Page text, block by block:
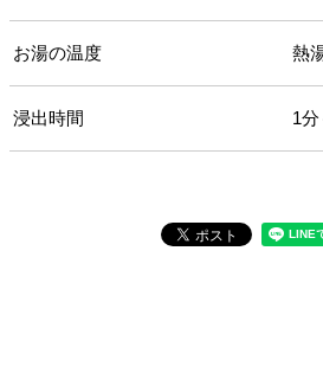
お湯の温度 熱
浸出時間 1